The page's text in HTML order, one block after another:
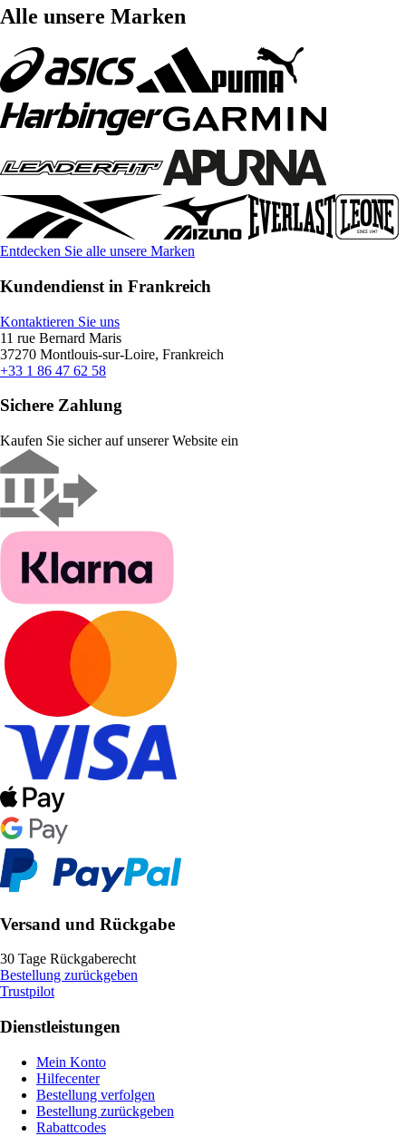
Alle unsere Marken
Entdecken Sie alle unsere Marken
Kundendienst in Frankreich
Kontaktieren Sie uns
11 rue Bernard Maris
37270 Montlouis-sur-Loire, Frankreich
+33 1 86 47 62 58
Sichere Zahlung
Kaufen Sie sicher auf unserer Website ein
Versand und Rückgabe
30 Tage Rückgaberecht
Bestellung zurückgeben
Trustpilot
Dienstleistungen
Mein Konto
Hilfecenter
Bestellung verfolgen
Bestellung zurückgeben
Rabattcodes